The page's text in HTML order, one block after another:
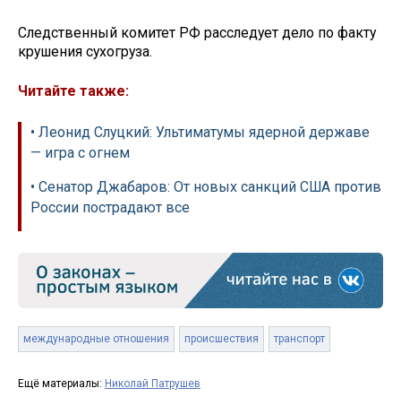
Следственный комитет РФ расследует дело по факту
крушения сухогруза.
Читайте также:
• Леонид Слуцкий: Ультиматумы ядерной державе
— игра с огнем
• Сенатор Джабаров: От новых санкций США против
России пострадают все
международные отношения происшествия транспорт
Ещё материалы: Николай Патрушев